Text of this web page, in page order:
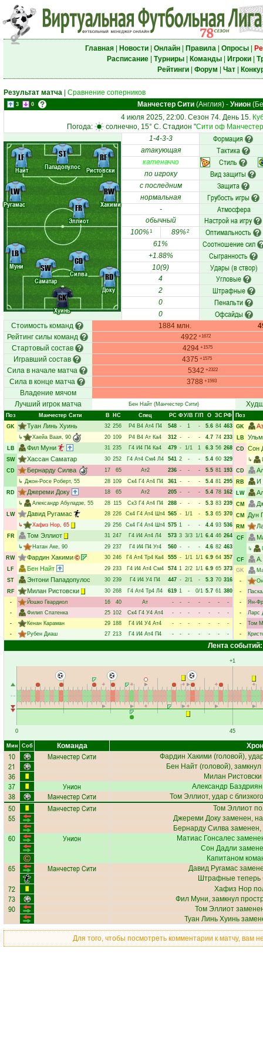
Главная| Новости| Онлайн| Правила| Опросы|
Расписание| Турниры| Команды| Игроки|
Рейтинги| Форум Чат|
Результат матча Сравнение соперников
3 0 Манчестер Сити(Англия)- Унион
4 июля 2025, 22:00. Сезон 74. День 15.
Погода:
солнечно, 15° C. Стадион "Сити оф Манчестер
Хуинь
Муни
Саматар
Силва
Доку
Ругамас
Эллиот
Хакими
Найт Пападопулос Ристовски
GK
LB
SW
CD
RD
LW
FR
RW
LF ST RF
1-4-3-3 Формация
атакующая Тактика
катеначчо Стиль
по игроку Вид защиты
с последним Защита
нормальная Грубость игры
- Атмосфера
обычный Настрой на игру
100%1 89%2 Оптимальность
61% Соотношение сил
+1.88% Сыгранность
10(9) Удары (в створ)
4 Угловые
2 Штрафные
0 Пенальти
0 Офсайды
Стоимость команд 1884 млн.
Рейтинг силы команд
4922 +1672
Стартовый состав 4294 +1575
Игравший состав 4375 +1575
Сила в начале матча 5342 +2322
Сила в конце матча 3788 +1593
Владение мячом
Лучший игрок матча
Бен Найт (Манчестер Сити)
Поз Манчестер Сити В НC Спец РC ФУ/В Г/П О ЗС РФ
GK
Туан Линь Хуинь 32 256 Р4 В4 Ат4 П4 548 - 1 - 5.6 84 463
↳
Хаейа Ваая, 90 20 109 Р4 В4 Ат Ка4 312 - - - 4.7 74 233
LB
Фил Муни 31 235 Г4 И4 П4 Ка4 479 - 1/1 1 6.3 56 268
SW
Хассан Саматар 30 252 Г4 Ат4 См4 Л4 541 2 - - 5.4 60 329
CD
Бернарду Силва 17 65 Ат2 236 - - - 5.5 81 193
↳ Джон-Росе Роберт, 55 28 109 Ск4 Г4 Ат4 П4 361 - - - 5.4 81 295
RD
Джереми Доку 18 65 Ат2 205 - - - 5.4 78 162
↳
Александр Абуладзе, 55 28 115 Ск3 Г4 Ат4 П4 288 - - - 5.3 83 239
LW
Давид Ругамас 28 226 Ск4 Г4 Ат4 Шт4 565 - 1/1 - 5.3 65 370
↳
Хафиз Нор, 65 29 256 Ск4 Г4 Ат4 Шт4 575 1 - - 4.4 93 536
FR
Том Эллиот 31 247 Г4 И4 Ат4 Л4 573 3 3/3 1/1 6.4 46 264
↳
Натан Аке, 90 29 237 Г4 И4 П4 Уг4 560 - - - 4.6 82 463
RW
Фардин Хакими 30 246 Г4 Ат4 Тр4 Ка4 555 - 1/1 1/1 6.9 64 357
LF
Бен Найт 29 233 Г4 И4 Ат4 См4 574 1 2/2 1/1 6.9 65 373
ST
Энтони Пападопулос 30 239 Г4 И4 У4 П4 447 - 2/1 - 5.3 70 316
RF
Милан Ристовски 30 268 Г4 Ат4 Тр4 Л4 619 1 - 0/1 5.7 61 380
-
Йошко Гвардиол 16 40 Ат - - - - - -
-
-
Филип Спатенка 25 102 Ск4 Г4 У4 Ат4 - - - - - -
-
-
Кенан Караман 29 188 Г4 И4 У4 Ат4 - - - - - -
-
-
Рубен Диаш 27 213 Г4 И4 Ат4 П4 - - - - - - -
Поз
GK
LB
CD Сон
↳
CD
RB И
LW
CM
CM Дун
RM
CF
↳
CF
А.
GK
-
-
-
Ян-
-
Ларс
-
Том
-
Лента событий:
0
+1
45
Мин Соб Команда
10 Манчестер Сити Фардин Хакими (головой),
21 Бен Найт (головой),
36 Милан Ристовски
37 Унион Александр
38 Манчестер Сити Том Эллиот, удар с
50 Манчестер Сити Том Эллиот
55 Джереми Доку заменен,
Бернарду Силва
60 Унион Матиас Гонсалес
Сон Дадли
Капитаном
65 Манчестер Сити Давид Ругамас
Штрафные теперь
72 Хафиз Нор
73 Фил Муни, замкнул
90 Том Эллиот
Туан Линь Хуинь
Для того, чтобы посмотреть комментарии к матчу, вам